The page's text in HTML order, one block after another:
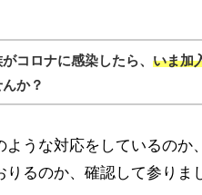
コロナに感染したら、 いま加
か？
うな対応をしているのか
るのか、確認して参りま